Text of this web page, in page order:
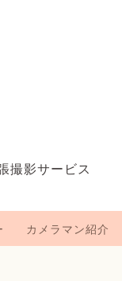
撮影サービス
カメラマン紹介